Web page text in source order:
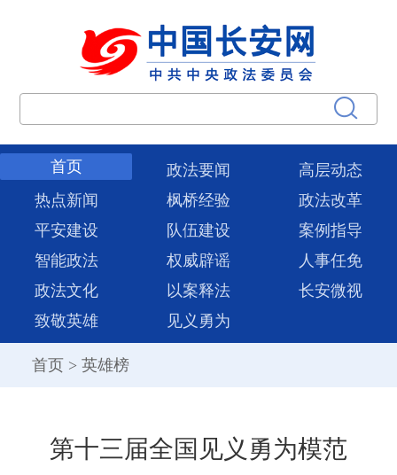
首页 政法要闻
高层动态
热点新闻
枫桥经验
政法改革
平安建设
队伍建设
案例指导
智能政法
权威辟谣
人事任免
政法文化
以案释法
长安微视
致敬英雄
见义勇为
首页 > 英雄榜
第十三届全国见义勇为模范